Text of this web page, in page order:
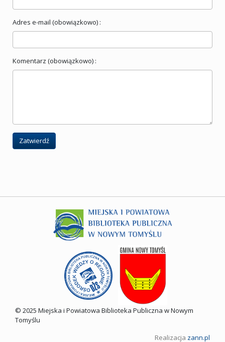
Adres e-mail (obowiązkowo) :
Komentarz (obowiązkowo) :
Zatwierdź
© 2025 Miejska i Powiatowa Biblioteka Publiczna w Nowym
Tomyślu
Realizacja zann.pl